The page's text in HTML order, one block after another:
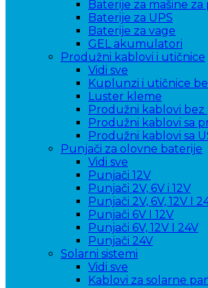
Baterije za mašine
Baterije za UPS
Baterije za vage
GEL akumulatori
Produžni kablovi i utičnice
Vidi sve
Kuplunzi i utičnice
Luster kleme
Produžni kablovi bez
Produžni kablovi sa
Produžni kablovi sa
Punjači za olovne baterije
Vidi sve
Punjači 12V
Punjači 2V, 6V i 12V
Punjači 2V, 6V, 12V I
Punjači 6V I 12V
Punjači 6V, 12V I 24V
Punjači 24V
Solarni sistemi
Vidi sve
Kablovi za solarne